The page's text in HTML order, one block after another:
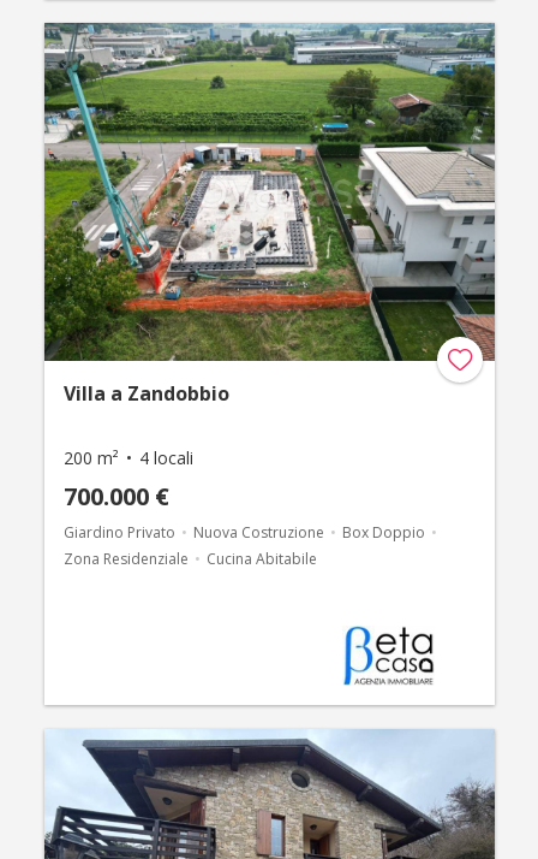
Villa a Zandobbio
200 m² 4 locali
700.000 €
Giardino Privato Nuova Costruzione
Box Doppio
Zona Residenziale
Cucina Abitabile